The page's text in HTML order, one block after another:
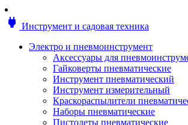
Аксессуары для
Инструмент ручной
Лопаты
Садово-посадочные
Садовые ножницы
Садовые пилы и
Секаторы и
Топоры
power Инструмент и садовая техника
Электро и пневмоинструмент
Аксессуары для
Гайковерты пневматические
Инструмент пневматический
Инструмент измерительный
Краскораспылители
Наборы пневматические
Пистолеты пневматические